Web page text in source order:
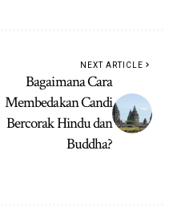
NEXT ARTICLE
Bagaimana Cara
Membedakan Candi
Bercorak Hindu dan
Buddha?